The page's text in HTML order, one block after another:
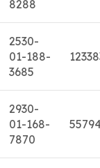
8288
2530-
01-188-
3685
2930-
01-168-
7870